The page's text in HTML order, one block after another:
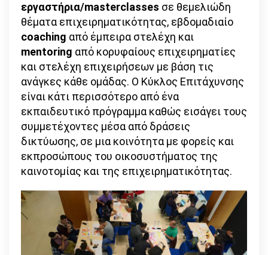
εργαστήρια/masterclasses σε θεμελιώδη
θέματα επιχειρηματικότητας, εβδομαδιαίο
coaching από έμπειρα στελέχη και
mentoring από κορυφαίους επιχειρηματίες
και στελέχη επιχειρήσεων με βάση τις
ανάγκες κάθε ομάδας. Ο Κύκλος Επιτάχυνσης
είναι κάτι περισσότερο από ένα
εκπαιδευτικό πρόγραμμα καθώς εισάγει τους
συμμετέχοντες μέσα από δράσεις
δικτύωσης, σε μια κοινότητα με φορείς και
εκπροσώπους του οικοσυστήματος της
καινοτομίας και της επιχειρηματικότητας.